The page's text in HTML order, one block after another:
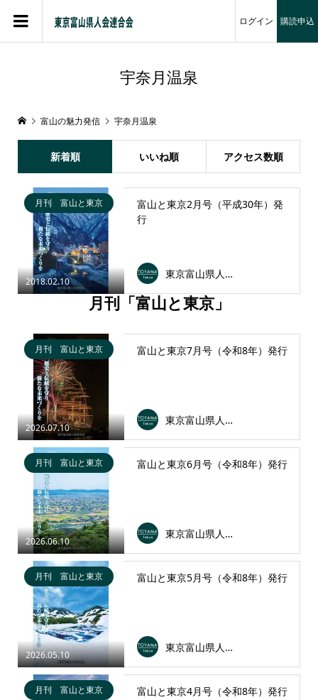
ログイン 購読申込
宇奈月温泉
富山の魅力発信 宇奈月温泉
新着順 いいね順 アクセス数順
2018.02.10
月刊 富山と東京
富山と東京2月号（平成30年）発
行
東京富山県人会連合会
月刊「富山と東京」
2026.07.10
月刊 富山と東京 富山と東京7月号（令和8年）発行
東京富山県人会連合会
2026.06.10
月刊 富山と東京 富山と東京6月号（令和8年）発行
東京富山県人会連合会
2026.05.10
月刊 富山と東京 富山と東京5月号（令和8年）発行
東京富山県人会連合会
月刊 富山と東京 富山と東京4月号（令和8年）発行